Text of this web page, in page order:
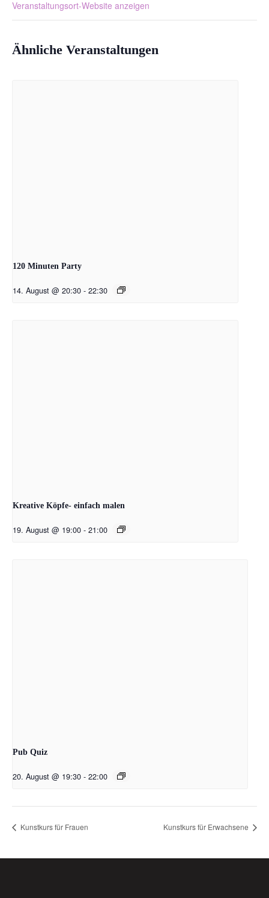
Veranstaltungsort-Website anzeigen
Ähnliche Veranstaltungen
120 Minuten Party
14. August @ 20:30 - 22:30
Kreative Köpfe- einfach malen
19. August @ 19:00 - 21:00
Pub Quiz
20. August @ 19:30 - 22:00
Kunstkurs für Frauen Kunstkurs für Erwachsene